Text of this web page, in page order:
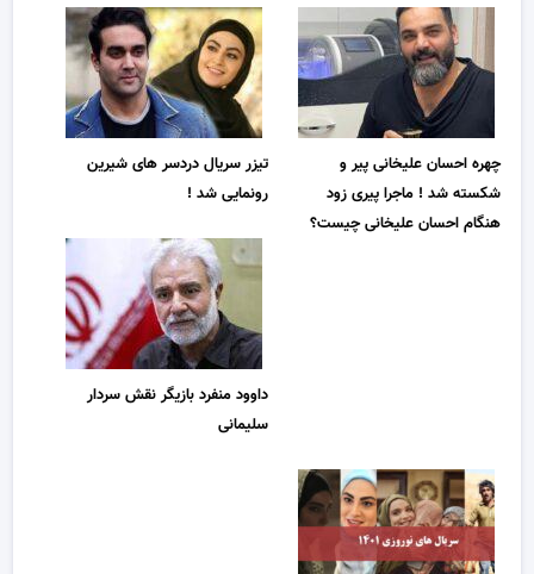
چهره احسان علیخانی پیر و
شکسته شد ! ماجرا پیری زود
هنگام احسان علیخانی چیست؟
تیزر سریال دردسر های شیرین
رونمایی شد !
داوود منفرد بازیگر نقش سردار
سلیمانی